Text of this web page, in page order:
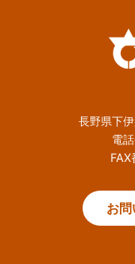
長野県下
電
お